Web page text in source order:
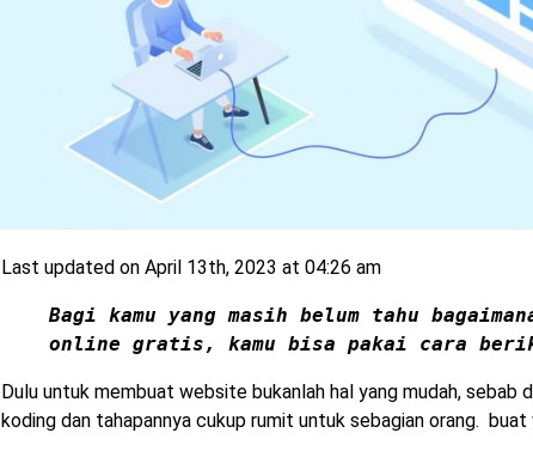
Last updated on April 13th, 2023 at 04:26 am
Bagi kamu yang masih belum tahu
online gratis, kamu bisa pakai cara
Dulu untuk membuat website bukanlah hal yang mudah, sebab
koding dan tahapannya cukup rumit untuk sebagian orang.